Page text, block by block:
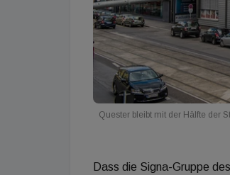
Quester bleibt mit der Hälfte der
Dass die Signa-Gruppe